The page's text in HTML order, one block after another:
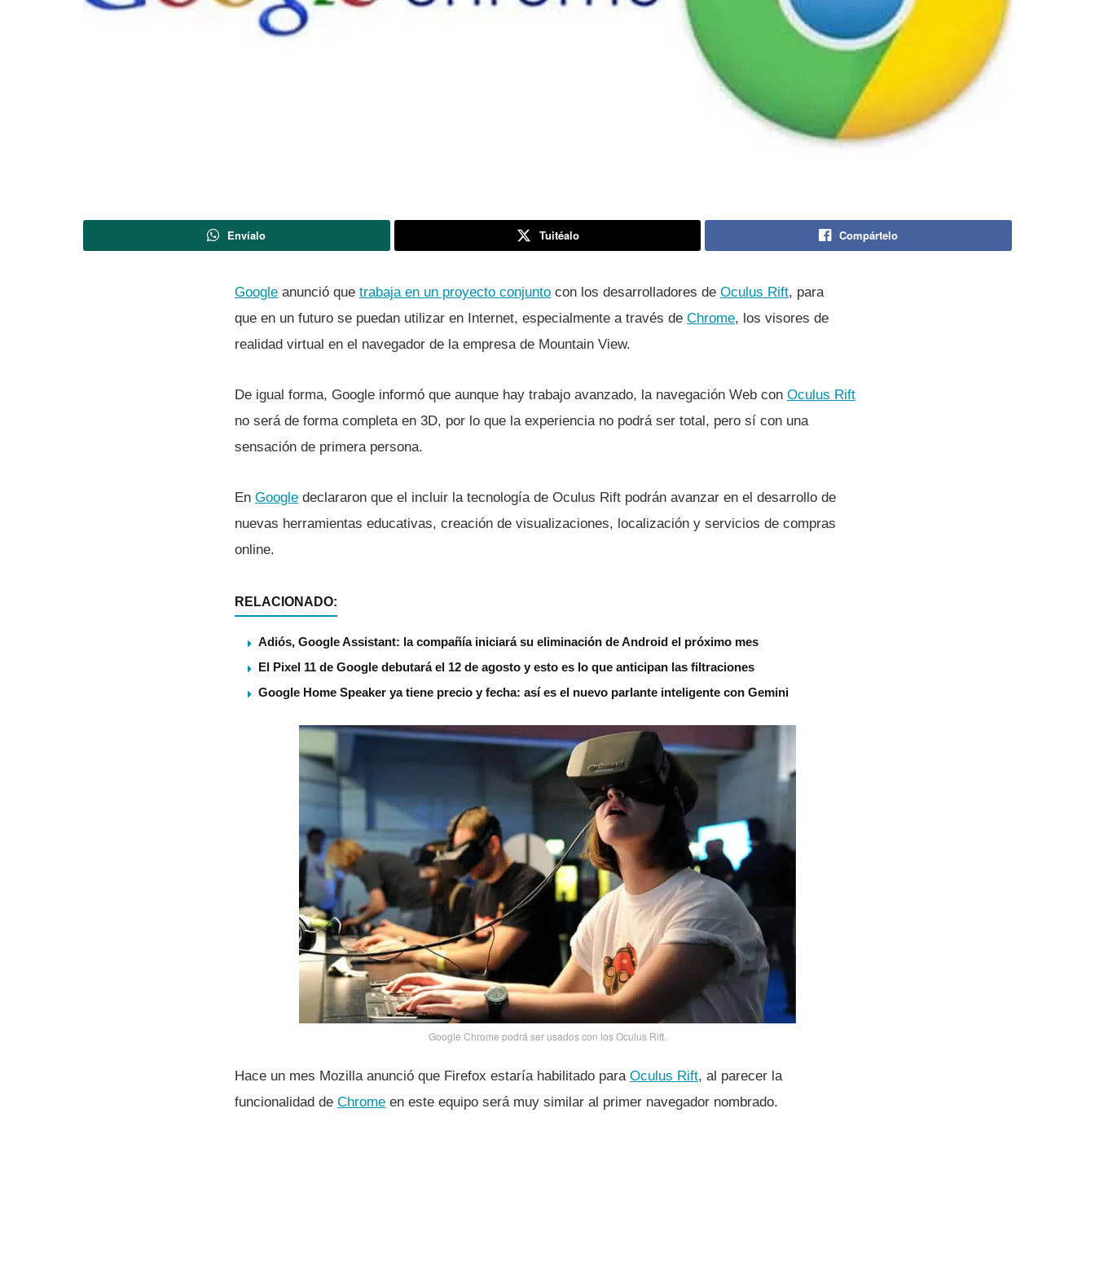
Envíalo Tuitéalo Compártelo
Google anunció que trabaja en un proyecto conjunto con los desarrolladores de Oculus Rift, para
que en un futuro se puedan utilizar en Internet, especialmente a través de Chrome, los visores de
realidad virtual en el navegador de la empresa de Mountain View.
De igual forma, Google informó que aunque hay trabajo avanzado, la navegación Web con Oculus Rift
no será de forma completa en 3D, por lo que la experiencia no podrá ser total, pero sí­ con una
sensación de primera persona.
En Google declararon que el incluir la tecnologí­a de Oculus Rift podrán avanzar en el desarrollo de
nuevas herramientas educativas, creación de visualizaciones, localización y servicios de compras
online.
RELACIONADO:
Adiós, Google Assistant: la compañía iniciará su eliminación de Android el próximo mes
El Pixel 11 de Google debutará el 12 de agosto y esto es lo que anticipan las filtraciones
Google Home Speaker ya tiene precio y fecha: así es el nuevo parlante inteligente con Gemini
Google Chrome podrá ser usados con los Oculus Rift.
Hace un mes Mozilla anunció que Firefox estarí­a habilitado para Oculus Rift, al parecer la
funcionalidad de Chrome en este equipo será muy similar al primer navegador nombrado.